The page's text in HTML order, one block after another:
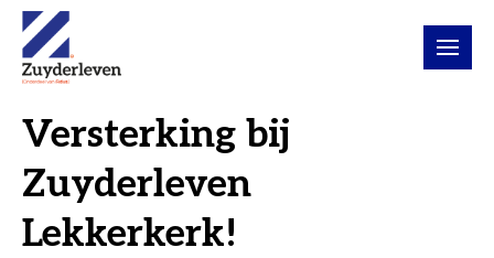
Versterking bij
Zuyderleven
Lekkerkerk!